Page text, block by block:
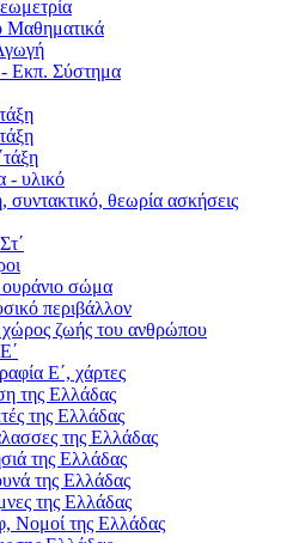
Μαθηματικά
- Εκπ. Σύστημα
- υλικό
συντακτικό, θεωρία ασκήσεις
σώμα
περιβάλλον
ζωής του ανθρώπου
Ε΄, χάρτες
της Ελλάδας
της Ελλάδας
της Ελλάδας
της Ελλάδας
της Ελλάδας
της Ελλάδας
Νομοί της Ελλάδας